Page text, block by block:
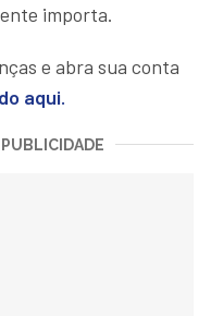
importa.
e abra sua conta
aqui.